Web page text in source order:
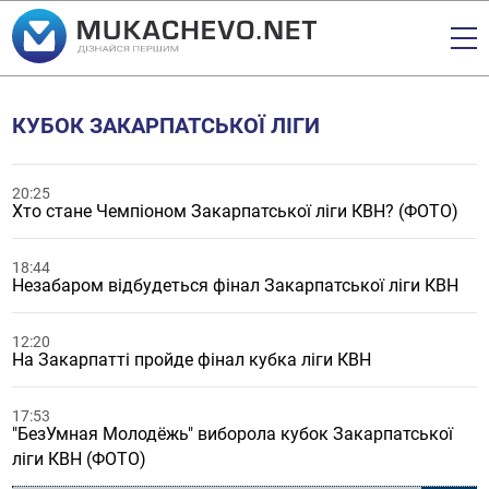
КУБОК ЗАКАРПАТСЬКОЇ ЛІГИ
20:25
Хто стане Чемпіоном Закарпатської ліги КВН? (ФОТО)
18:44
Незабаром відбудеться фінал Закарпатської ліги КВН
12:20
На Закарпатті пройде фінал кубка ліги КВН
17:53
"БезУмная Молодёжь" виборола кубок Закарпатської
ліги КВН (ФОТО)